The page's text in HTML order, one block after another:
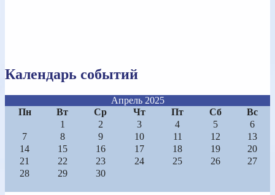
Календарь событий
Апрель 2025
Пн
Вт Ср Чт Пт Сб
Вс
1
2 3 4 5
6
7
8 9 10 11 12
13
14
15 16 17 18 19
20
21
22 23 24 25 26
27
28
29 30